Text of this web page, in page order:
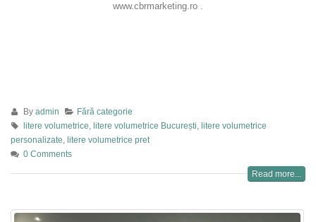
www.cbrmarketing.ro .
By admin
Fără categorie
litere volumetrice litere volumetrice București litere volumetrice
personalizate litere volumetrice pret
0 Comments
Read more...